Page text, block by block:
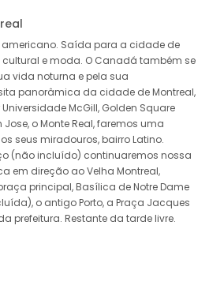
Saída para a cidade de
cultural e moda. O Canadá também se
vida noturna e pela sua
panorâmica da cidade de Montreal,
McGill, Golden Square
Jose, o Monte Real, faremos uma
seus miradouros, bairro Latino.
(não incluído) continuaremos nossa
em direção ao Velha Montreal,
principal, Basílica de Notre Dame
o antigo Porto, a Praça Jacques
prefeitura. Restante da tarde livre.